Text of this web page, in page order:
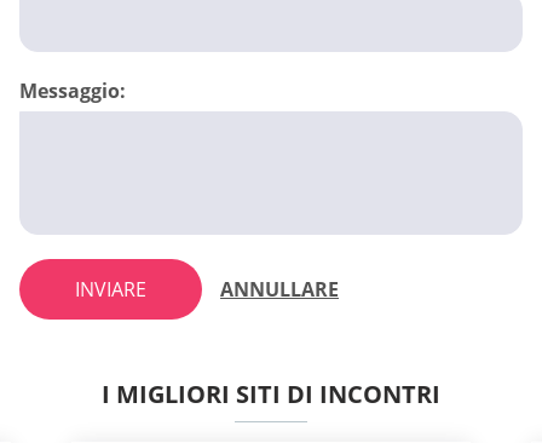
Messaggio:
INVIARE ANNULLARE
I MIGLIORI SITI DI INCONTRI